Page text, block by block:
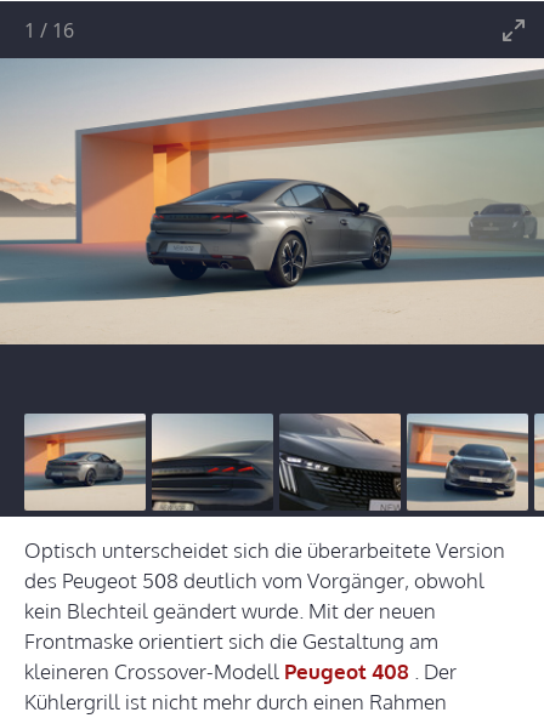
1 / 16
Optisch unterscheidet sich die überarbeitete Version
des Peugeot 508 deutlich vom Vorgänger, obwohl
kein Blechteil geändert wurde. Mit der neuen
Frontmaske orientiert sich die Gestaltung am
kleineren Crossover-Modell Peugeot 408 . Der
Kühlergrill ist nicht mehr durch einen Rahmen